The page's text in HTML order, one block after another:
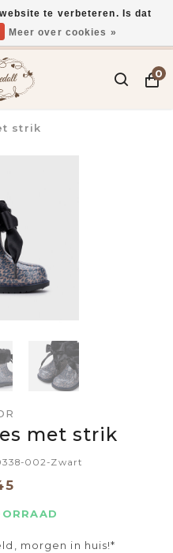
vandaag verzonden*
0
strik
met strik
002-Zwart
morgen in huis!*
te verbeteren. Is dat
Meer over cookies »